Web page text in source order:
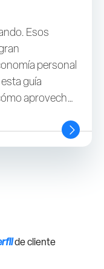
Esos
personal
guía
aprovechar
de cliente